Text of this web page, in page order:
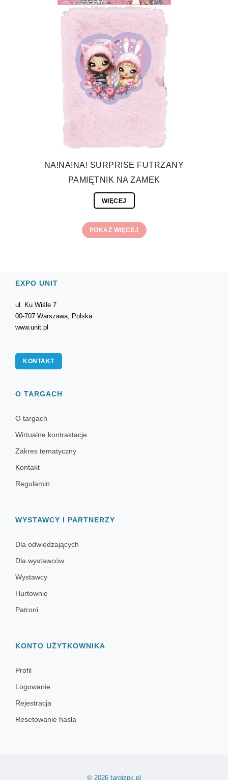
NA!NA!NA! SURPRISE FUTRZANY
PAMIĘTNIK NA ZAMEK
WIĘCEJ
POKAŻ WIĘCEJ
EXPO UNIT
ul. Ku Wiśle 7
00-707 Warszawa, Polska
www.unit.pl
KONTAKT
O TARGACH
O targach
Wirtualne kontraktacje
Zakres tematyczny
Kontakt
Regulamin
WYSTAWCY I PARTNERZY
Dla odwiedzających
Dla wystawców
Wystawcy
Hurtownie
Patroni
KONTO UŻYTKOWNIKA
Profil
Logowanie
Rejestracja
Resetowanie hasła
© 2026 targizpk.pl